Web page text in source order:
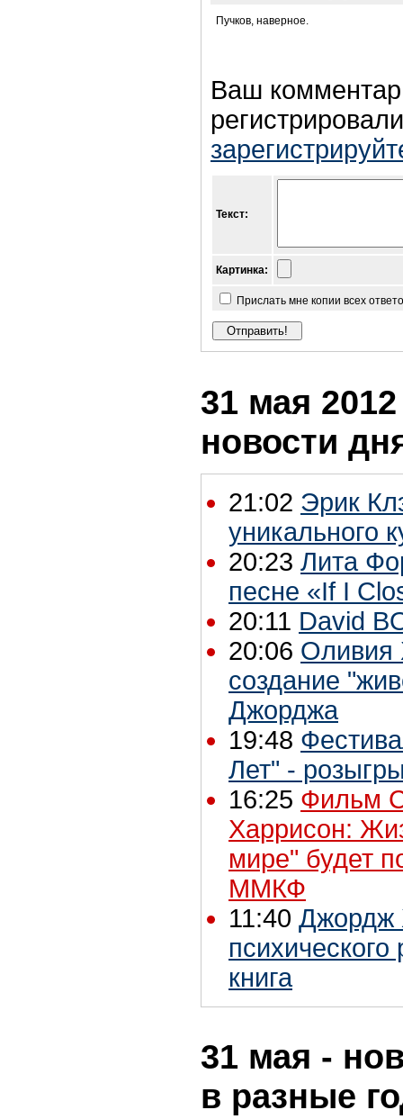
Пучков, наверное.
Ваш
Текст:
Картинка:
Прислать мне копии всех
31 мая
новости
21:02 Эрик
уникального
20:23 Лита
песне «If I
20:11 David
20:06 Оливия
создание
Джорджа
19:48
Лет" -
16:25 Фильм
Харрисон:
мире" будет
ММКФ
11:40 Джордж
книга
31 мая -
в разные